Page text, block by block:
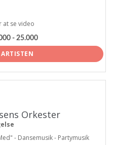
at se video
- 25.000
Orkester
- Dansemusik - Partymusik